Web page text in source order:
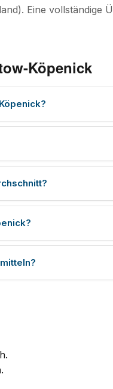
Eine vollständige
Köpenick